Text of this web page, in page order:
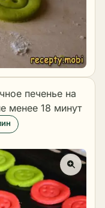
печенье на
менее 18 минут